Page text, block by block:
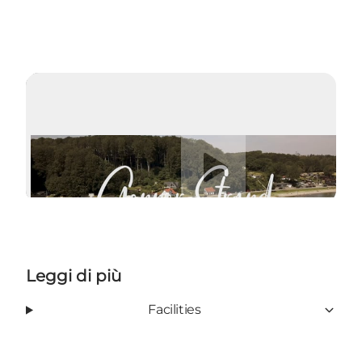
Riproduci video
Leggi di più
Facilities